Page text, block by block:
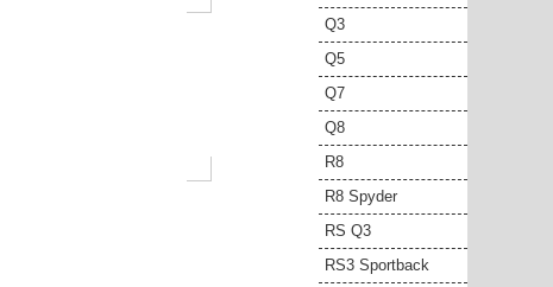
Q3
Q5
Q7
Q8
R8
R8 Spyder
RS Q3
RS3 Sportback